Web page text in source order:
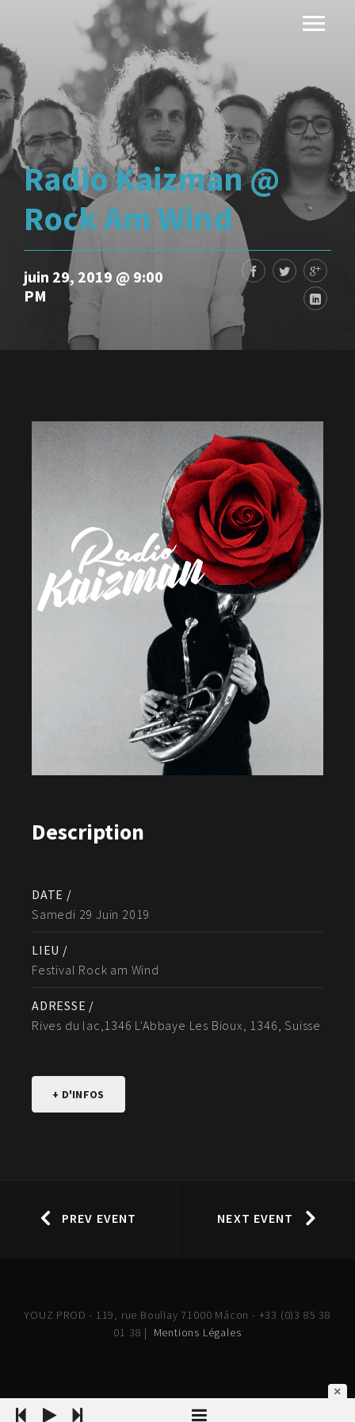
Radio Kaizman @
Rock Am Wind
juin 29, 2019 @ 9:00
PM
Description
DATE /
Samedi 29 Juin 2019
LIEU /
Festival Rock am Wind
ADRESSE /
Rives du lac,1346 L'Abbaye Les Bioux, 1346, Suisse
+ D'INFOS
PREV EVENT NEXT EVENT
YOUZ PROD - 119, rue Boullay 71000 Mâcon - +33 (0)3 85 38
01 38 | Mentions Légales